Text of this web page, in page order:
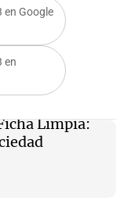
en Google
en
Limpia:
Notas
La Sole en